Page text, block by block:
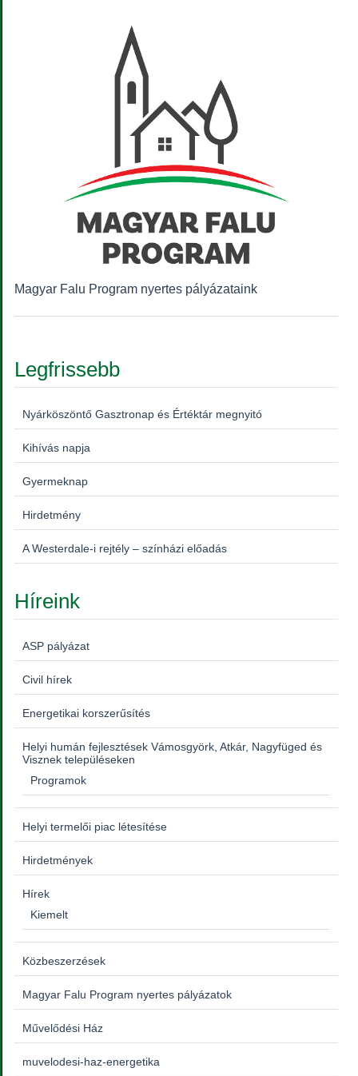
Magyar Falu Program nyertes pályázataink
Legfrissebb
Nyárköszöntő Gasztronap és Értéktár megnyitó
Kihívás napja
Gyermeknap
Hirdetmény
A Westerdale-i rejtély – színházi előadás
Híreink
ASP pályázat
Civil hírek
Energetikai korszerűsítés
Helyi humán fejlesztések Vámosgyörk, Atkár, Nagyfüged és
Visznek településeken
Programok
Helyi termelői piac létesítése
Hirdetmények
Hírek
Kiemelt
Közbeszerzések
Magyar Falu Program nyertes pályázatok
Művelődési Ház
muvelodesi-haz-energetika